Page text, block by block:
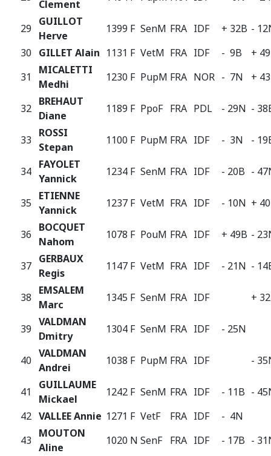
Clement
29
GUILLOT
Herve
1399 F SenM FRA IDF + 32B -
30
GILLET Alain 1131 F VetM FRA IDF - 9B
+
31
MICALETTI
Medhi
1230 F PupM FRA NOR - 7N +
32
BREHAUT
Diane
1189 F PpoF FRA PDL - 29N -
33
ROSSI
Stepan
1100 F PupM FRA IDF - 3N -
34
FAYOLET
Yannick
1234 F SenM FRA IDF - 20B -
35
ETIENNE
Yannick
1237 F VetM FRA IDF - 10N +
36
BOCQUET
Nahom
1078 F PouM FRA IDF + 49B -
37
GERBAUX
Regis
1147 F VetM FRA IDF - 21N -
38
EMSALEM
Marc
1345 F SenM FRA IDF +
39
VALDMAN
Dmitry
1304 F SenM FRA IDF - 25N
40
VALDMAN
Andrei
1038 F PupM FRA IDF -
41
GUILLAUME
Mickael
1242 F SenM FRA IDF - 11B -
42 VALLEE Annie 1271 F VetF FRA IDF
- 4N
43
MOUTON
Aline
1020 N SenF FRA IDF - 17B -